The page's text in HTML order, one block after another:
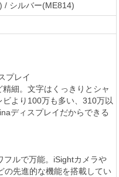
/ シルバー(ME814)
プレイ
細。文字はくっきりとシャ
より100万も多い、310万以
ディスプレイだからできる
フルで万能。iSightカメラや
の先進的な機能を搭載してい